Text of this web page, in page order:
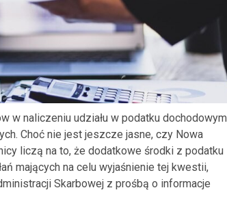
w naliczeniu udziału w podatku dochodowym
Choć nie jest jeszcze jasne, czy Nowa
liczą na to, że dodatkowe środki z podatku
mających na celu wyjaśnienie tej kwestii,
Skarbowej z prośbą o informacje